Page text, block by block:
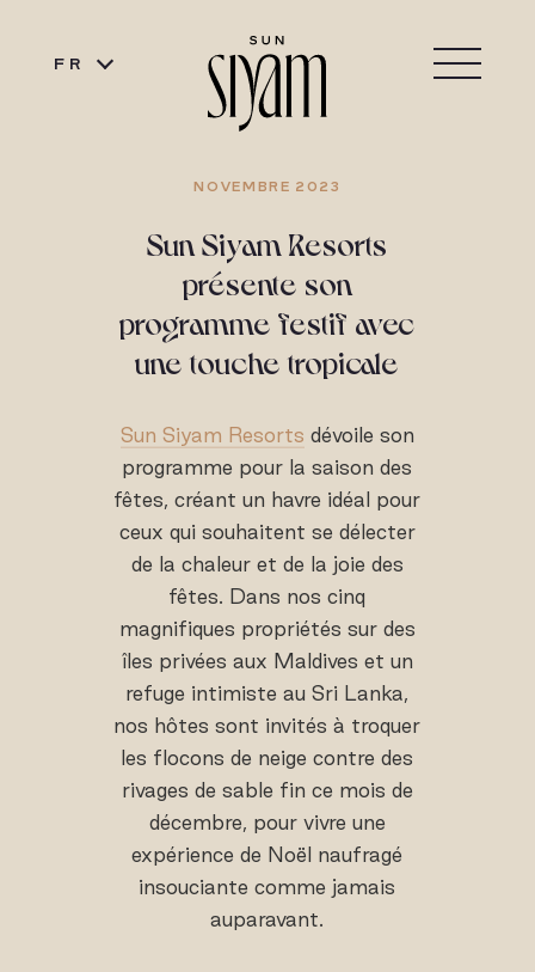
FR
NOVEMBRE 2023
Sun Siyam Resorts
présente son
programme festif avec
une touche tropicale
Sun Siyam Resorts dévoile son
programme pour la saison des
fêtes, créant un havre idéal pour
ceux qui souhaitent se délecter
de la chaleur et de la joie des
fêtes. Dans nos cinq
magnifiques propriétés sur des
îles privées aux Maldives et un
refuge intimiste au Sri Lanka,
nos hôtes sont invités à troquer
les flocons de neige contre des
rivages de sable fin ce mois de
décembre, pour vivre une
expérience de Noël naufragé
insouciante comme jamais
auparavant.